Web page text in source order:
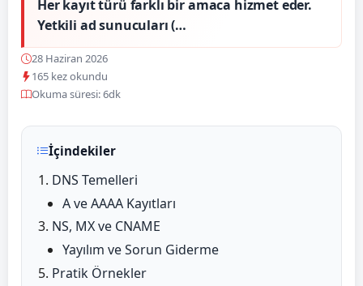
Her kayıt türü farklı bir amaca hizmet eder.
Yetkili ad sunucuları (…
28 Haziran 2026
165 kez okundu
Okuma süresi: 6dk
İçindekiler
DNS Temelleri
A ve AAAA Kayıtları
NS, MX ve CNAME
Yayılım ve Sorun Giderme
Pratik Örnekler